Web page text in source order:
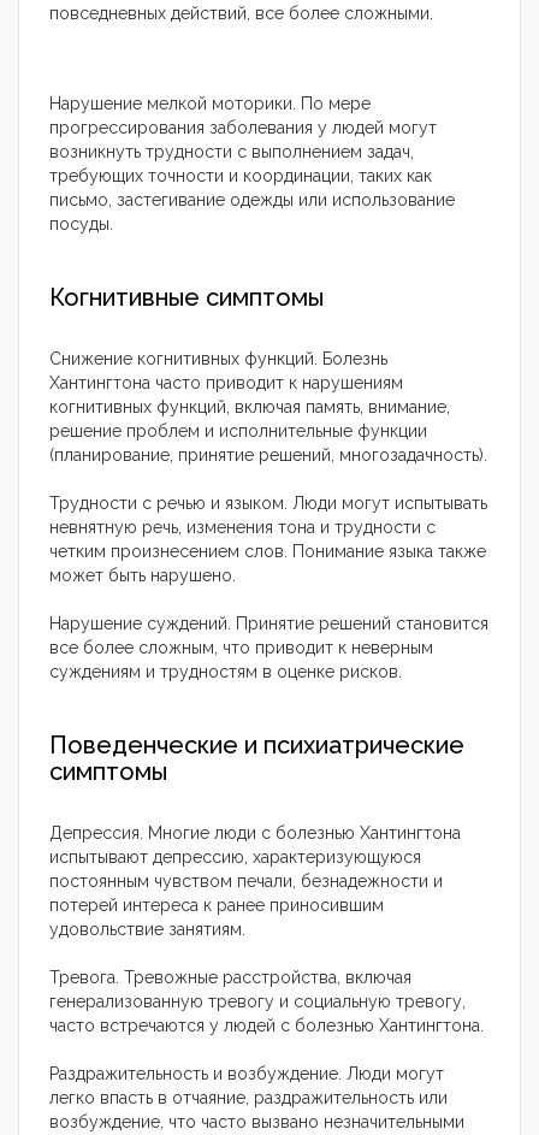
повседневных действий, все более сложными.
Нарушение мелкой моторики. По мере
прогрессирования заболевания у людей могут
возникнуть трудности с выполнением задач,
требующих точности и координации, таких как
письмо, застегивание одежды или использование
посуды.
Когнитивные симптомы
Снижение когнитивных функций. Болезнь
Хантингтона часто приводит к нарушениям
когнитивных функций, включая память, внимание,
решение проблем и исполнительные функции
(планирование, принятие решений, многозадачность).
Трудности с речью и языком. Люди могут испытывать
невнятную речь, изменения тона и трудности с
четким произнесением слов. Понимание языка также
может быть нарушено.
Нарушение суждений. Принятие решений становится
все более сложным, что приводит к неверным
суждениям и трудностям в оценке рисков.
Поведенческие и психиатрические
симптомы
Депрессия. Многие люди с болезнью Хантингтона
испытывают депрессию, характеризующуюся
постоянным чувством печали, безнадежности и
потерей интереса к ранее приносившим
удовольствие занятиям.
Тревога. Тревожные расстройства, включая
генерализованную тревогу и социальную тревогу,
часто встречаются у людей с болезнью Хантингтона.
Раздражительность и возбуждение. Люди могут
легко впасть в отчаяние, раздражительность или
возбуждение, что часто вызвано незначительными